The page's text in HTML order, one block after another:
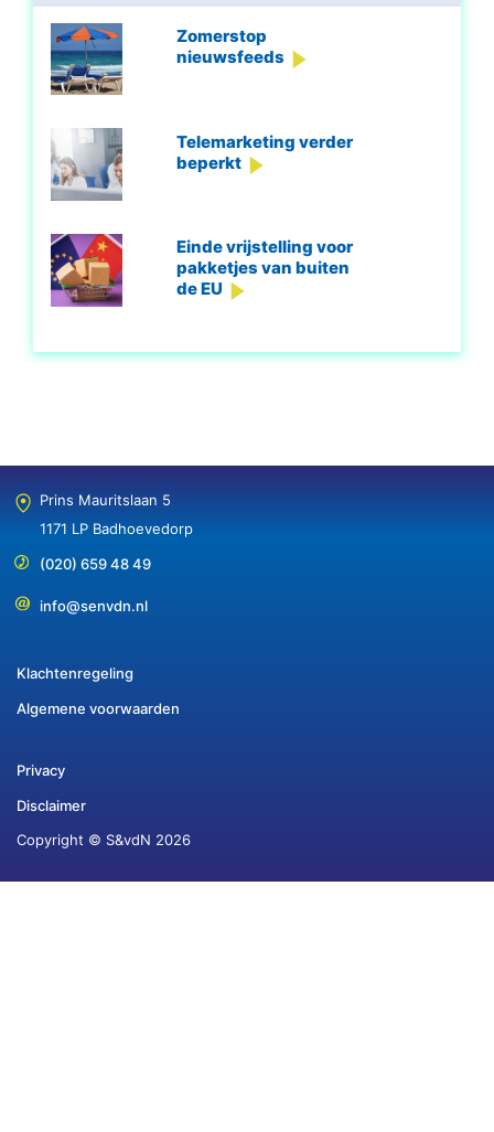
Zomerstop
nieuwsfeeds
Telemarketing verder
beperkt
Einde vrijstelling voor
pakketjes van buiten
de EU
Prins Mauritslaan 5
1171 LP Badhoevedorp
(020) 659 48 49
info@senvdn.nl
Klachtenregeling
Algemene voorwaarden
Privacy
Disclaimer
Copyright © S&vdN 2026